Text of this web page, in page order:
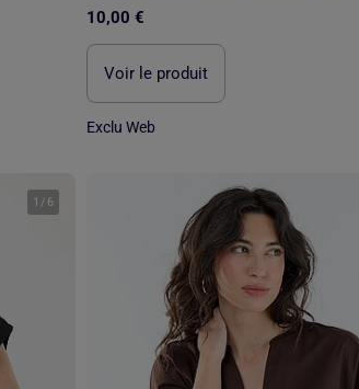
10,00 €
Voir le produit
Exclu Web
1 / 6